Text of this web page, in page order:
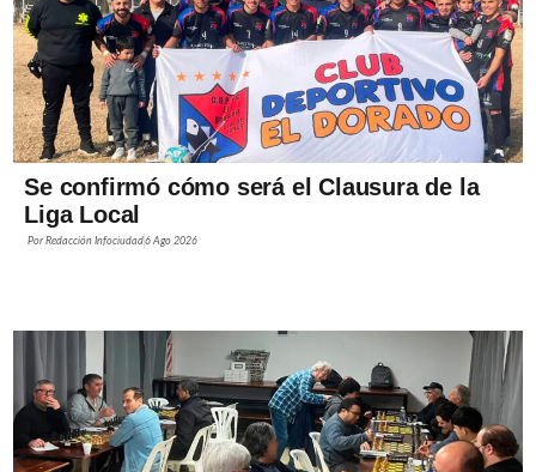
Se confirmó cómo será el Clausura de la
Liga Local
PorRedacción Infociudad6 Ago 2026